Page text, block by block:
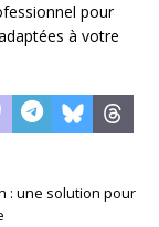
pour
à votre
: une solution pour